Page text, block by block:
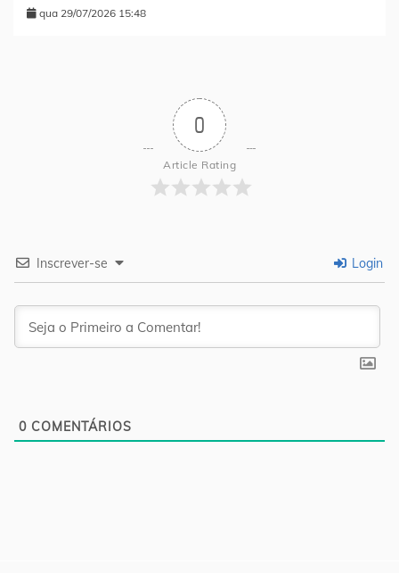
qua 29/07/2026 15:48
0
Article Rating
Inscrever-se Login
0 COMENTÁRIOS